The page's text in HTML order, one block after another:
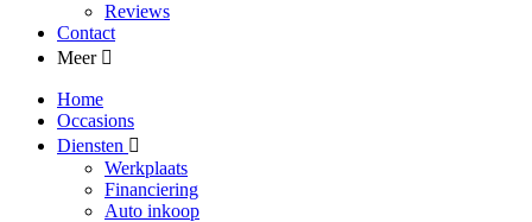
Reviews
Contact
Meer
Home
Occasions
Diensten
Werkplaats
Financiering
Auto inkoop